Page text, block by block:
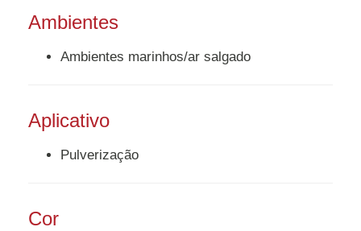
Ambientes
Ambientes marinhos/ar salgado
Aplicativo
Pulverização
Cor